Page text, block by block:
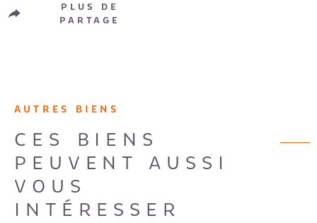
PLUS DE
PARTAGE
AUTRES BIENS
CES BIENS
PEUVENT AUSSI
VOUS
INTÉRESSER